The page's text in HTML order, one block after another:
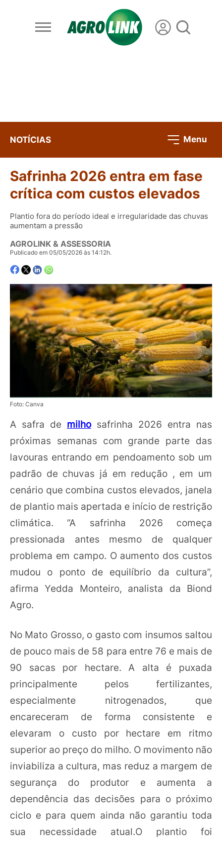
NOTÍCIAS Menu
Safrinha 2026 entra em fase
crítica com custos elevados
Plantio fora do período ideal e irregularidade das chuvas
aumentam a pressão
AGROLINK & ASSESSORIA
Publicado em 05/05/2026 às 14:12h.
Foto: Canva
A safra de milhosafrinha 2026 entra nas
próximas semanas com grande parte das
lavouras entrando em pendoamento sob um
padrão de chuvas já em redução , em um
cenário que combina custos elevados, janela
de plantio mais apertada e início de restrição
climática. “A safrinha 2026 começa
pressionada antes mesmo de qualquer
problema em campo. O aumento dos custos
mudou o ponto de equilíbrio da cultura”,
afirma Yedda Monteiro, analista da Biond
Agro.
No Mato Grosso, o gasto com insumos saltou
de pouco mais de 58 para entre 76 e mais de
90 sacas por hectare. A alta é puxada
principalmente pelos fertilizantes,
especialmente nitrogenados, que
encareceram de forma consistente e
elevaram o custo por hectare em ritmo
superior ao preço do milho. O movimento não
inviabiliza a cultura, mas reduz a margem de
segurança do produtor e aumenta a
dependência das decisões para o próximo
ciclo e para quem ainda não garantiu toda
sua necessidade atual.O plantio foi